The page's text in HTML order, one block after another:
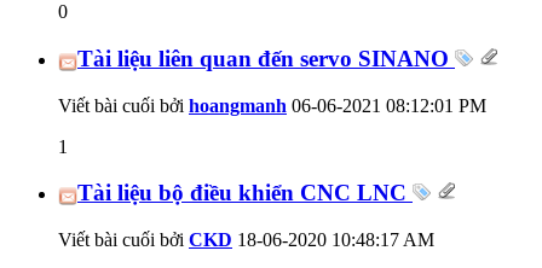
0
Tài liệu liên quan đến servo SINANO
Viết bài cuối bởi hoangmanh 06-06-2021 08:12:01 PM
1
Tài liệu bộ điều khiển CNC LNC
Viết bài cuối bởi CKD 18-06-2020 10:48:17 AM